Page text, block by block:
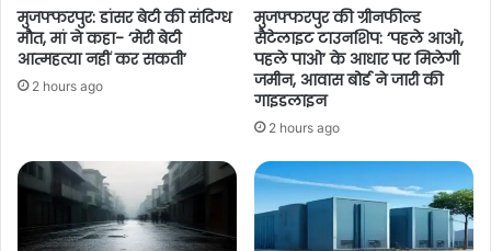
मुजफ्फरपुर: डांसर बेटी की संदिग्ध
मौत, मां ने कहा- ‘मेरी बेटी
आत्महत्या नहीं कर सकती’
2 hours ago
मुजफ्फरपुर की ग्रीनफील्ड
सैटेलाइट टाउनशिप: ‘पहले आओ,
पहले पाओ’ के आधार पर मिलेगी
जमीन, आवास बोर्ड ने जारी की
गाइडलाइन
2 hours ago